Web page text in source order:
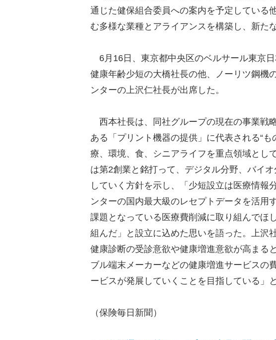
通じた健保組合委員への案内を予定している
む多様な業種とアライアンスを構築し、新た
6月16日、東京都中央区のベルサール東京日
健康年齢少短の大橋社長の他、ノーリツ鋼機
ンターの上沢仁社長が出席した。
西本社長は、同社グループの現在の事業戦
ある「プリント機器の提供」に代表される“
療、環境、食、シニアライフを重点領域とし
は第2創業と銘打って、デジタル分野、バイ
していく方針を示し、「少短設立は医療情報
ンターの国内最大級のレセプトデータを活用
課題となっている医療費削減に取り組んでほ
組んだ」と設立に込めた思いを語った。上沢
健康診断の受診意欲や健康増進意欲が高まる
ブル端末メーカーなどの健康増進サービスの
ービスが発展していくことを目指している」
（保険毎日新聞）